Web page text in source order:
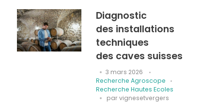
Diagnostic
des installations
techniques
des caves suisses
3 mars 2026
Recherche Agroscope
Recherche Hautes Ecoles
par vignesetvergers